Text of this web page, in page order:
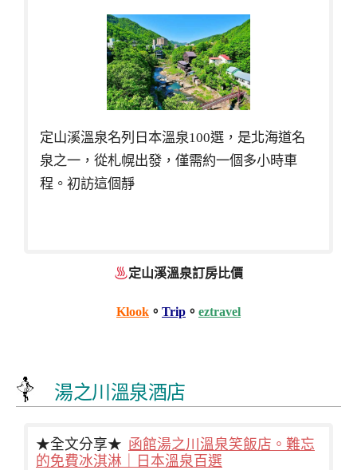
定山溪溫泉名列日本溫泉100選，是北海道名
泉之一，從札幌出發，僅需約一個多小時車
程。初訪這個靜
定山溪溫泉訂房比價
Klook 。 Trip 。 eztravel
湯之川溫泉酒店
★全文分享★ 函館湯之川溫泉笑飯店。難忘
的免費冰淇淋｜日本溫泉百選